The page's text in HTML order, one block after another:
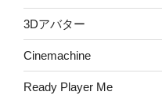
3Dアバター
Cinemachine
Ready Player Me